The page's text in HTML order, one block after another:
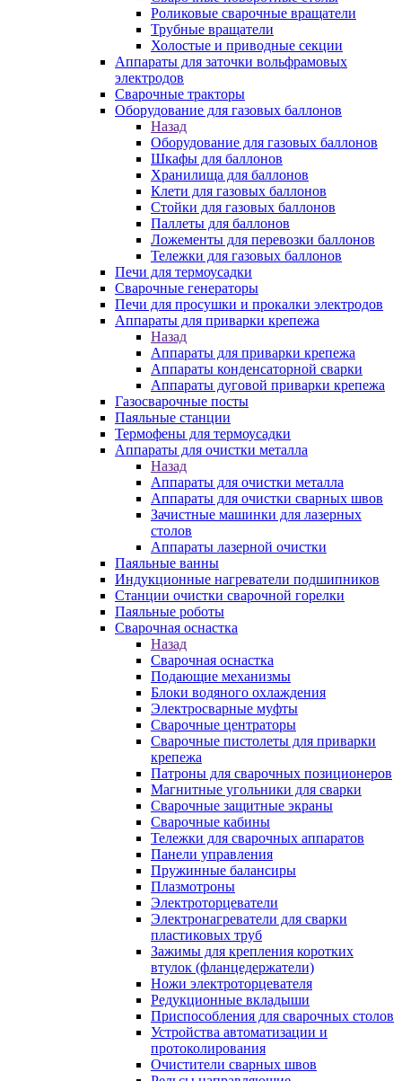
Роликовые сварочные вращатели
Трубные вращатели
Холостые и приводные секции
Аппараты для заточки вольфрамовых
электродов
Сварочные тракторы
Оборудование для газовых баллонов
Назад
Оборудование для газовых баллонов
Шкафы для баллонов
Хранилища для баллонов
Клети для газовых баллонов
Стойки для газовых баллонов
Паллеты для баллонов
Ложементы для перевозки баллонов
Тележки для газовых баллонов
Печи для термоусадки
Сварочные генераторы
Печи для просушки и прокалки электродов
Аппараты для приварки крепежа
Назад
Аппараты для приварки крепежа
Аппараты конденсаторной сварки
Аппараты дуговой приварки крепежа
Газосварочные посты
Паяльные станции
Термофены для термоусадки
Аппараты для очистки металла
Назад
Аппараты для очистки металла
Аппараты для очистки сварных швов
Зачистные машинки для лазерных
столов
Аппараты лазерной очистки
Паяльные ванны
Индукционные нагреватели подшипников
Станции очистки сварочной горелки
Паяльные роботы
Сварочная оснастка
Назад
Сварочная оснастка
Подающие механизмы
Блоки водяного охлаждения
Электросварные муфты
Сварочные центраторы
Сварочные пистолеты для приварки
крепежа
Патроны для сварочных позиционеров
Магнитные угольники для сварки
Сварочные защитные экраны
Сварочные кабины
Тележки для сварочных аппаратов
Панели управления
Пружинные балансиры
Плазмотроны
Электроторцеватели
Электронагреватели для сварки
пластиковых труб
Зажимы для крепления коротких
втулок (фланцедержатели)
Ножи электроторцевателя
Редукционные вкладыши
Приспособления для сварочных столов
Устройства автоматизации и
протоколирования
Очистители сварных швов